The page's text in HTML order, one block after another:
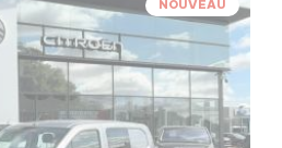
NOUVEAU